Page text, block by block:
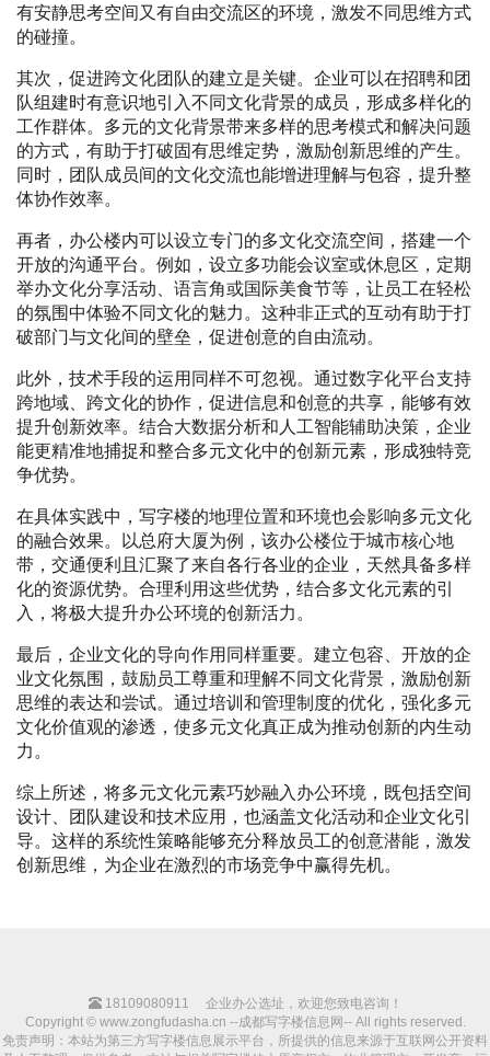
有安静思考空间又有自由交流区的环境，激发不同思维方式
的碰撞。
其次，促进跨文化团队的建立是关键。企业可以在招聘和团
队组建时有意识地引入不同文化背景的成员，形成多样化的
工作群体。多元的文化背景带来多样的思考模式和解决问题
的方式，有助于打破固有思维定势，激励创新思维的产生。
同时，团队成员间的文化交流也能增进理解与包容，提升整
体协作效率。
再者，办公楼内可以设立专门的多文化交流空间，搭建一个
开放的沟通平台。例如，设立多功能会议室或休息区，定期
举办文化分享活动、语言角或国际美食节等，让员工在轻松
的氛围中体验不同文化的魅力。这种非正式的互动有助于打
破部门与文化间的壁垒，促进创意的自由流动。
此外，技术手段的运用同样不可忽视。通过数字化平台支持
跨地域、跨文化的协作，促进信息和创意的共享，能够有效
提升创新效率。结合大数据分析和人工智能辅助决策，企业
能更精准地捕捉和整合多元文化中的创新元素，形成独特竞
争优势。
在具体实践中，写字楼的地理位置和环境也会影响多元文化
的融合效果。以总府大厦为例，该办公楼位于城市核心地
带，交通便利且汇聚了来自各行各业的企业，天然具备多样
化的资源优势。合理利用这些优势，结合多文化元素的引
入，将极大提升办公环境的创新活力。
最后，企业文化的导向作用同样重要。建立包容、开放的企
业文化氛围，鼓励员工尊重和理解不同文化背景，激励创新
思维的表达和尝试。通过培训和管理制度的优化，强化多元
文化价值观的渗透，使多元文化真正成为推动创新的内生动
力。
综上所述，将多元文化元素巧妙融入办公环境，既包括空间
设计、团队建设和技术应用，也涵盖文化活动和企业文化引
导。这样的系统性策略能够充分释放员工的创意潜能，激发
创新思维，为企业在激烈的市场竞争中赢得先机。
18109080911
企业办公选址，欢迎您致电咨询！
Copyright © www.zongfudasha.cn --成都写字楼信息网-- All rights reserved.
免责声明：本站为第三方写字楼信息展示平台，所提供的信息来源于互联网公开资料